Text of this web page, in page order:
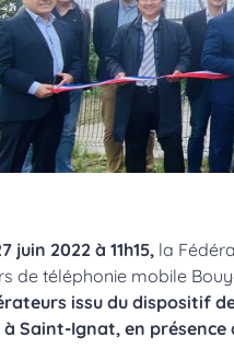
juin 2022 à 11h15, la
de téléphonie mobile
issu du dispositif
Saint-Ignat, en présence